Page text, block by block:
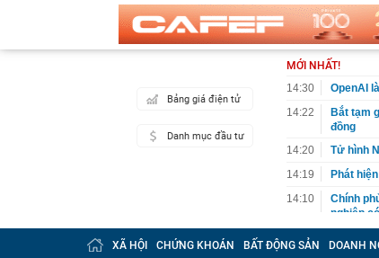
Bảng giá điện tử
Danh mục đầu tư
MỚI NHẤT!
14:30
OpenAI
14:22
Bắt tạm
đồng
14:20
Tử hình
14:19
Phát
14:10
Chính
nghiệp
14:09
Việt
kinh
XÃ HỘI CHỨNG KHOÁN BẤT ĐỘNG SẢN DOANH